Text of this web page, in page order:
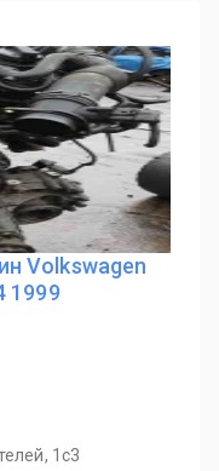
Volkswagen
1999
1с3